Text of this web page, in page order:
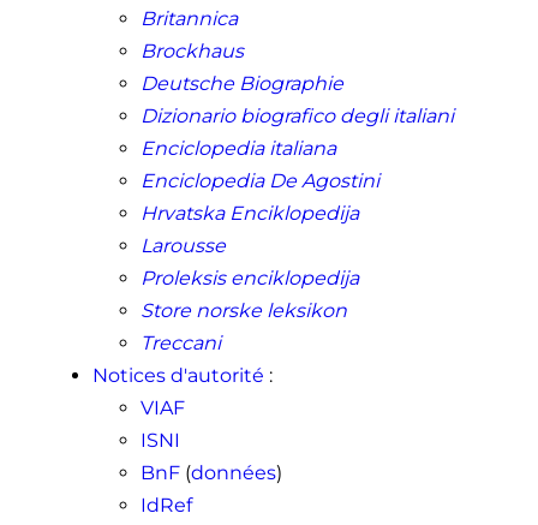
Britannica
Brockhaus
Deutsche Biographie
Dizionario biografico degli italiani
Enciclopedia italiana
Enciclopedia De Agostini
Hrvatska Enciklopedija
Larousse
Proleksis enciklopedija
Store norske leksikon
Treccani
Notices d'autorité :
VIAF
ISNI
BnF(données)
IdRef